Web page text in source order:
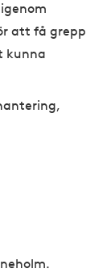
att få grepp
kunna